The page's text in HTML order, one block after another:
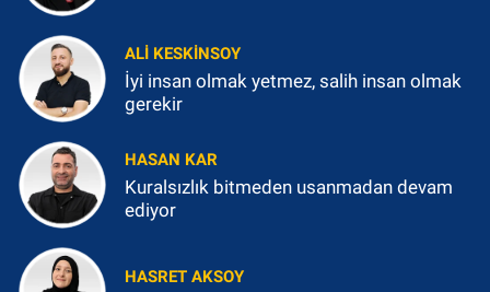
ALI KESKINSOY
İyi insan olmak yetmez, salih insan olmak
gerekir
HASAN KAR
Kuralsızlık bitmeden usanmadan devam
ediyor
HASRET AKSOY